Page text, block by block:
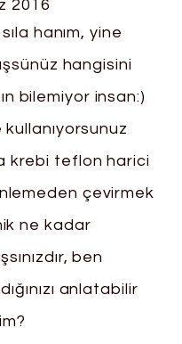
2016
hanım, yine
hangisini
bilemiyor insan:)
krebi teflon harici
çevirmek
ne kadar
ben
anlatabilir